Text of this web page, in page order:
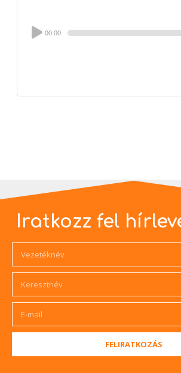
Audio
Player
00:00
Iratkozz fel
FELIRATKOZÁS